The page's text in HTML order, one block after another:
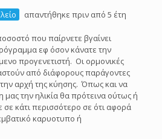
απαντήθηκε πριν από 5 έτη
που παίρνετε βγαίνει
εφ όσον κάνατε την
προγενετιστή. Οι ορμονικές
από διάφορους παράγοντες
αρχή της κύησης. Όπως και να
την ηλικία θα πρότεινα ούτως ή
κάτι περισσότερο σε ότι αφορά
καρυοτυπο ή